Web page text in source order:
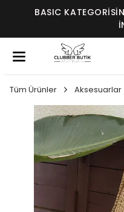
BASIC
Tüm Ürünler Aksesuarlar